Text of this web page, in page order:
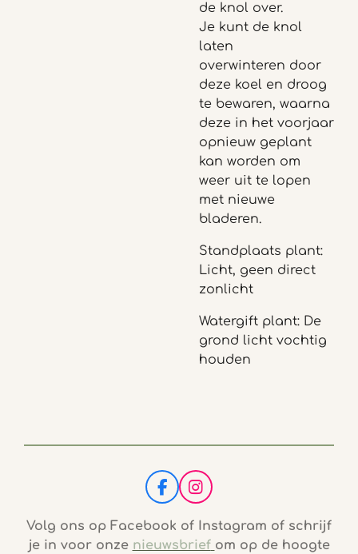
de knol over.
Je kunt de knol
laten
overwinteren door
deze koel en droog
te bewaren, waarna
deze in het voorjaar
opnieuw geplant
kan worden om
weer uit te lopen
met nieuwe
bladeren.
Standplaats plant:
Licht, geen direct
zonlicht
Watergift plant: De
grond licht vochtig
houden
F
a
c
I
n
s
t
Volg ons op Facebook of Instagram of schrijf
je in voor onze nieuwsbrief om op de hoogte